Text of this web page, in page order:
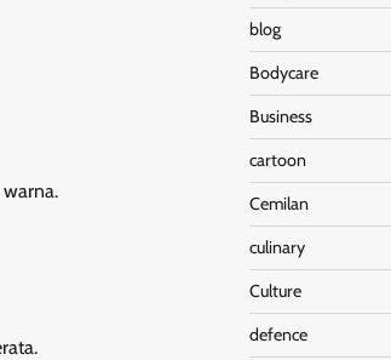
blog
Bodycare
Business
cartoon
Cemilan
culinary
Culture
defence